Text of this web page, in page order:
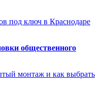
под ключ в Краснодаре
общественного
монтаж и как выбрать